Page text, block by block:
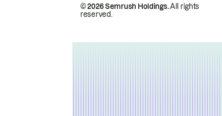
© 2026 Semrush Holdings.All rights
reserved.